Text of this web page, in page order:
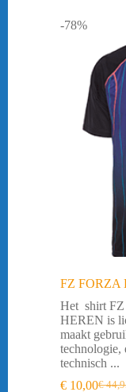
-78%
FZ FORZA
Het shirt
HEREN is
maakt
technologie,
technisch ...
€
€ 10,00